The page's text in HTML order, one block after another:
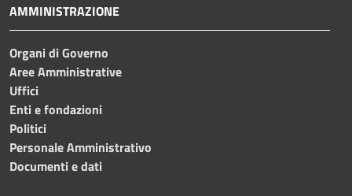
AMMINISTRAZIONE
Organi di Governo
Aree Amministrative
Uffici
Enti e fondazioni
Politici
Personale Amministrativo
Documenti e dati